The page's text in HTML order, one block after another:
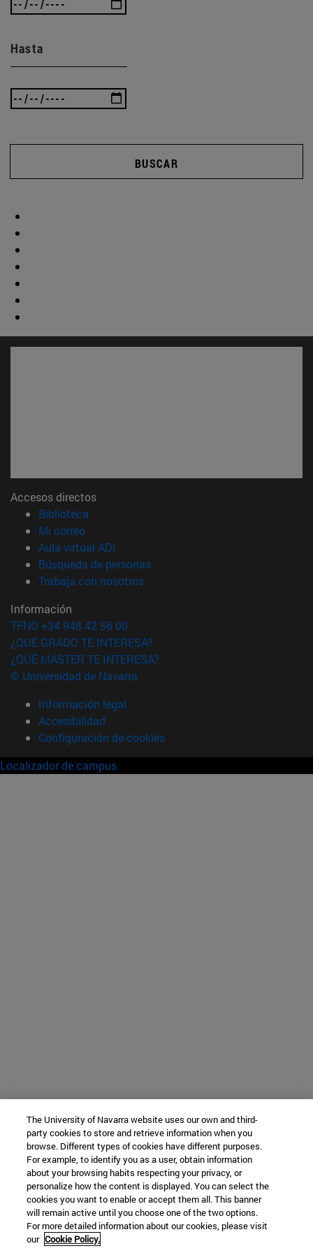
Hasta
BUSCAR
Accesos directos
Biblioteca
Mi correo(abre en nueva ventana)
Aula virtual ADI
Búsqueda de personas(abre en nueva ventana)
Trabaja con nosotros(abre en nueva ventana)
Información
TFNO +34 948 42 56 00
¿QUÉ GRADO TE INTERESA?
¿QUÉ MÁSTER TE INTERESA?
© Universidad de Navarra
Información legal
Accesibilidad
Configuración de cookies
Localizador de campus
The University of Navarra website uses our own and third-
party cookies to store and retrieve information when you
browse. Different types of cookies have different purposes.
For example, to identify you as a user, obtain information
about your browsing habits respecting your privacy, or
personalize how the content is displayed. You can select the
cookies you want to enable or accept them all. This banner
will remain active until you choose one of the two options.
For more detailed information about our cookies, please visit
our Cookie Policy.